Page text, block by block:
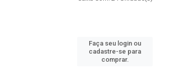
Faça seu login ou
cadastre-se para
comprar.